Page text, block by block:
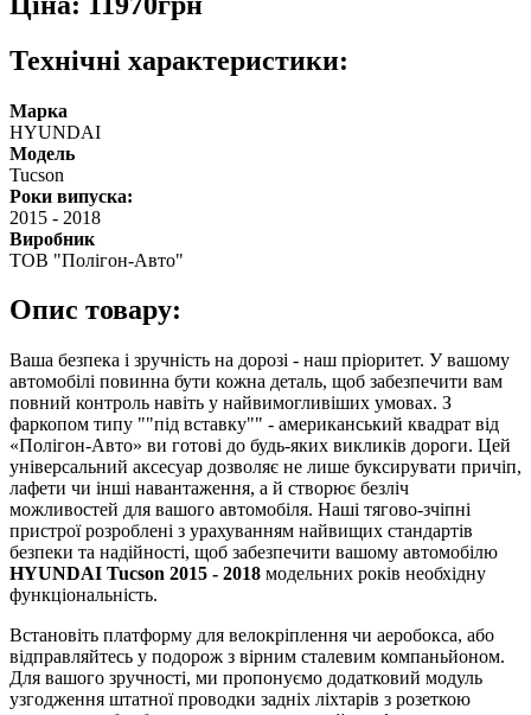
Технічні характеристики:
Марка
HYUNDAI
Модель
Tucson
Роки випуска:
2015 - 2018
Виробник
ТОВ "Полігон-Авто"
Опис товару:
Ваша безпека і зручність на дорозі - наш пріоритет. У вашому
автомобілі повинна бути кожна деталь, щоб забезпечити вам
повний контроль навіть у найвимогливіших умовах. З
фаркопом типу ""під вставку"" - американський квадрат від
«Полігон-Авто» ви готові до будь-яких викликів дороги. Цей
універсальний аксесуар дозволяє не лише буксирувати причіп,
лафети чи інші навантаження, а й створює безліч
можливостей для вашого автомобіля. Наші тягово-зчіпні
пристрої розроблені з урахуванням найвищих стандартів
безпеки та надійності, щоб забезпечити вашому автомобілю
HYUNDAI Tucson 2015 - 2018 модельних років необхідну
функціональність.
Встановіть платформу для велокріплення чи аеробокса, або
відправляйтесь у подорож з вірним сталевим компаньйоном.
Для вашого зручності, ми пропонуємо додатковий модуль
узгодження штатної проводки задніх ліхтарів з розеткою